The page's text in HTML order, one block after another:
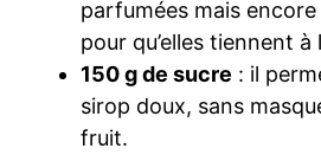
parfumées mais
pour qu’elles tiennent à
150 g de sucre : il
sirop doux, sans
fruit.